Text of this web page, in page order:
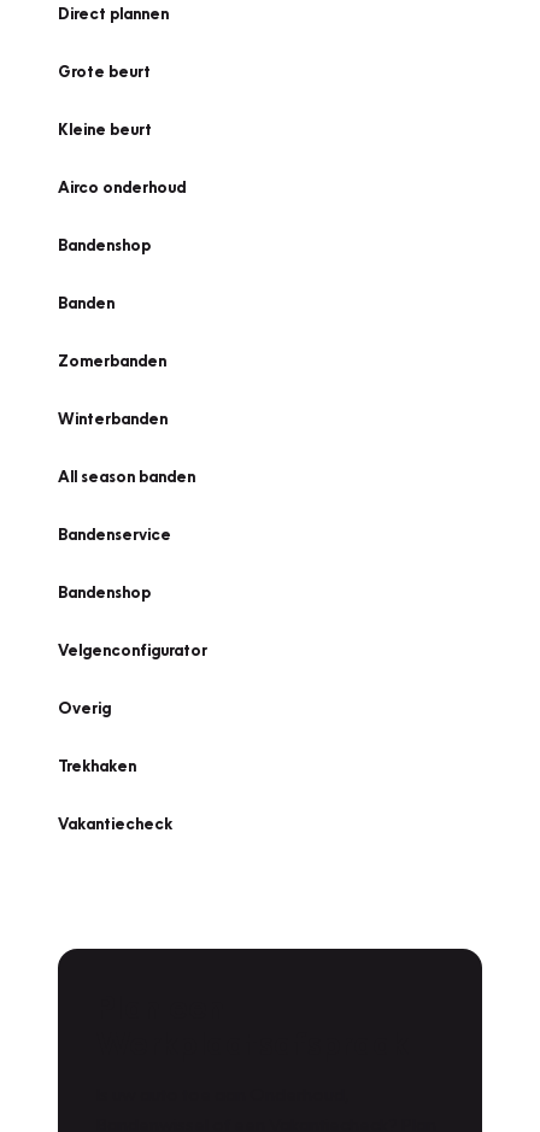
Direct plannen
Grote beurt
Kleine beurt
Airco onderhoud
Bandenshop
Banden
Zomerbanden
Winterbanden
All season banden
Bandenservice
Bandenshop
Velgenconfigurator
Overig
Trekhaken
Vakantiecheck